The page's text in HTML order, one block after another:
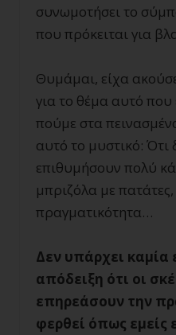
συνωμοτήσει το
που πρόκειται για
Θυμάμαι, είχα
για το θέμα αυτό που
πούμε στα
αυτό το μυστικό: Ότι
επιθυμήσουν πολύ
μπριζόλα με
πραγματικότητα…
Δεν υπάρχει καμία
απόδειξη ότι οι
επηρεάσουν την
φερθεί όπως εμείς